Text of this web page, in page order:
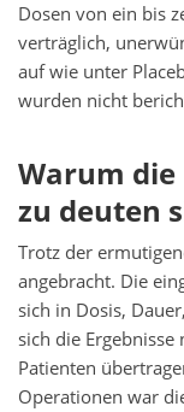
Dosen von ein bis
verträglich,
auf wie unter
wurden nicht
Warum die
zu deuten
Trotz der
angebracht. Die
sich in Dosis,
sich die
Patienten
Operationen war